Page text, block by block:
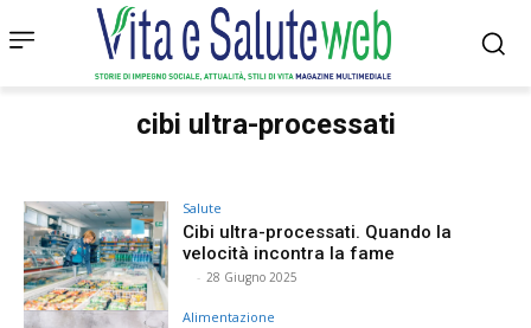
cibi ultra-processati
Salute
Cibi ultra-processati. Quando la
velocità incontra la fame
- 28 Giugno 2025
Alimentazione